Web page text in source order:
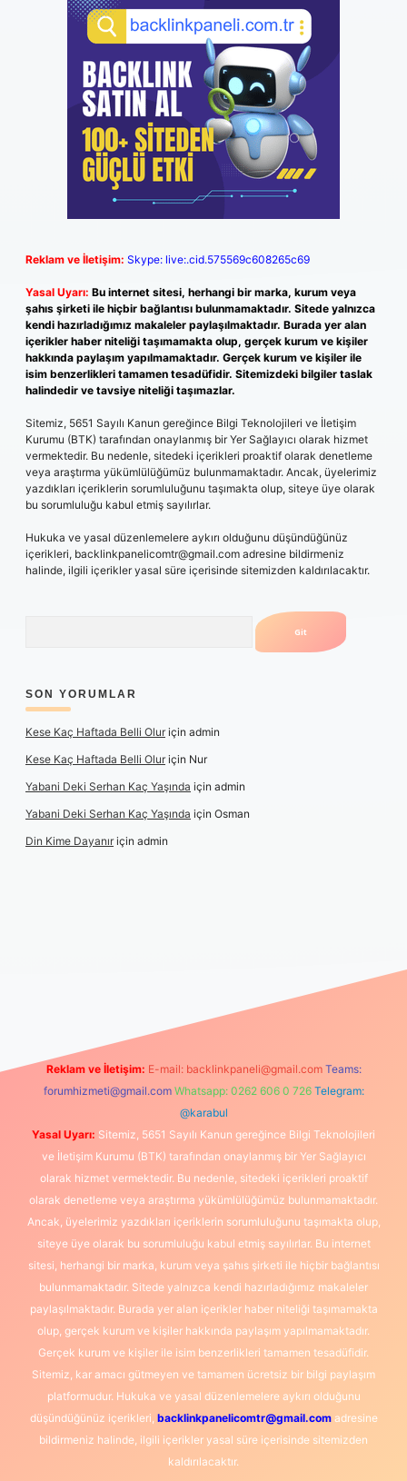
Reklam ve İletişim: Skype: live:.cid.575569c608265c69
Yasal Uyarı: Bu internet sitesi, herhangi bir marka, kurum veya
şahıs şirketi ile hiçbir bağlantısı bulunmamaktadır. Sitede yalnızca
kendi hazırladığımız makaleler paylaşılmaktadır. Burada yer alan
içerikler haber niteliği taşımamakta olup, gerçek kurum ve kişiler
hakkında paylaşım yapılmamaktadır. Gerçek kurum ve kişiler ile
isim benzerlikleri tamamen tesadüfidir. Sitemizdeki bilgiler taslak
halindedir ve tavsiye niteliği taşımazlar.
Sitemiz, 5651 Sayılı Kanun gereğince Bilgi Teknolojileri ve İletişim
Kurumu (BTK) tarafından onaylanmış bir Yer Sağlayıcı olarak hizmet
vermektedir. Bu nedenle, sitedeki içerikleri proaktif olarak denetleme
veya araştırma yükümlülüğümüz bulunmamaktadır. Ancak, üyelerimiz
yazdıkları içeriklerin sorumluluğunu taşımakta olup, siteye üye olarak
bu sorumluluğu kabul etmiş sayılırlar.
Hukuka ve yasal düzenlemelere aykırı olduğunu düşündüğünüz
içerikleri, backlinkpanelicomtr@gmail.com adresine bildirmeniz
halinde, ilgili içerikler yasal süre içerisinde sitemizden kaldırılacaktır.
SON YORUMLAR
Kese Kaç Haftada Belli Oluriçin admin
Kese Kaç Haftada Belli Oluriçin Nur
Yabani Deki Serhan Kaç Yaşında için admin
Yabani Deki Serhan Kaç Yaşında için Osman
Din Kime Dayanıriçin admin
Reklam ve İletişim: E-mail: backlinkpaneli@gmail.com Teams:
forumhizmeti@gmail.com Whatsapp: 0262 606 0 726 Telegram:
@karabul
Yasal Uyarı: Sitemiz, 5651 Sayılı Kanun gereğince Bilgi Teknolojileri
ve İletişim Kurumu (BTK) tarafından onaylanmış bir Yer Sağlayıcı
olarak hizmet vermektedir. Bu nedenle, sitedeki içerikleri proaktif
olarak denetleme veya araştırma yükümlülüğümüz bulunmamaktadır.
Ancak, üyelerimiz yazdıkları içeriklerin sorumluluğunu taşımakta olup,
siteye üye olarak bu sorumluluğu kabul etmiş sayılırlar. Bu internet
sitesi, herhangi bir marka, kurum veya şahıs şirketi ile hiçbir bağlantısı
bulunmamaktadır. Sitede yalnızca kendi hazırladığımız makaleler
paylaşılmaktadır. Burada yer alan içerikler haber niteliği taşımamakta
olup, gerçek kurum ve kişiler hakkında paylaşım yapılmamaktadır.
Gerçek kurum ve kişiler ile isim benzerlikleri tamamen tesadüfidir.
Sitemiz, kar amacı gütmeyen ve tamamen ücretsiz bir bilgi paylaşım
platformudur. Hukuka ve yasal düzenlemelere aykırı olduğunu
düşündüğünüz içerikleri, backlinkpanelicomtr@gmail.comadresine
bildirmeniz halinde, ilgili içerikler yasal süre içerisinde sitemizden
kaldırılacaktır.